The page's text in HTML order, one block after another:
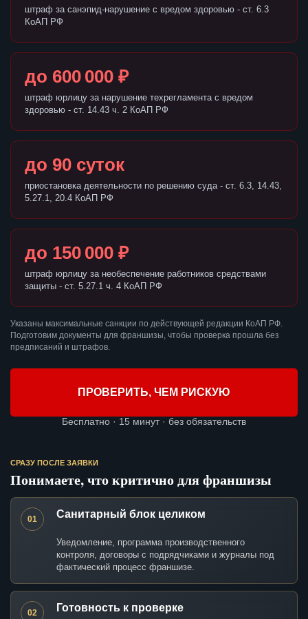
штраф за санэпид-нарушение с вредом здоровью - ст. 6.3
КоАП РФ
до 600 000 ₽
штраф юрлицу за нарушение техрегламента с вредом
здоровью - ст. 14.43 ч. 2 КоАП РФ
до 90 суток
приостановка деятельности по решению суда - ст. 6.3, 14.43,
5.27.1, 20.4 КоАП РФ
до 150 000 ₽
штраф юрлицу за необеспечение работников средствами
защиты - ст. 5.27.1 ч. 4 КоАП РФ
Указаны максимальные санкции по действующей редакции КоАП РФ.
Подготовим документы для франшизы, чтобы проверка прошла без
предписаний и штрафов.
ПРОВЕРИТЬ, ЧЕМ РИСКУЮ
Бесплатно · 15 минут · без обязательств
СРАЗУ ПОСЛЕ ЗАЯВКИ
Понимаете, что критично для франшизы
01 Санитарный блок целиком
Уведомление, программа производственного
контроля, договоры с подрядчиками и журналы под
фактический процесс франшизе.
02 Готовность к проверке